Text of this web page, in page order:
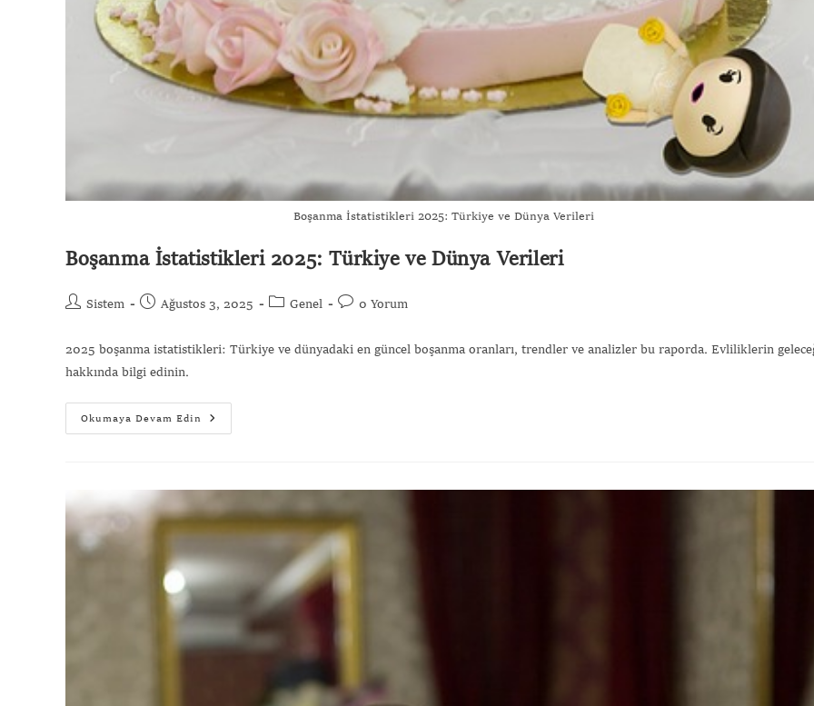
Boşanma İstatistikleri 2025: Türkiye ve Dünya Verileri
Boşanma İstatistikleri 2025: Türkiye ve Dünya Verileri
Sistem Ağustos 3, 2025 Genel 0 Yorum
2025 boşanma istatistikleri: Türkiye ve dünyadaki en güncel boşanma oranları, trendler ve analizler bu raporda. Evliliklerin
hakkında bilgi edinin.
Okumaya Devam Edin